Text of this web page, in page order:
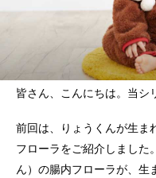
皆さん、こんにちは。当シ
前回は、りょうくんが生ま
フローラをご紹介しました
ん）の腸内フローラが、生